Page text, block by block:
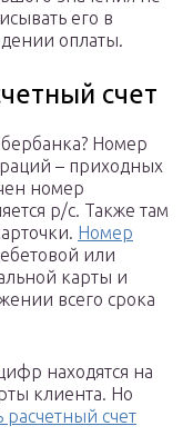
его в
оплаты.
счет
Номер
– приходных
номер
р/с. Также там
Номер
или
карты и
всего срока
находятся на
клиента. Но
расчетный счет